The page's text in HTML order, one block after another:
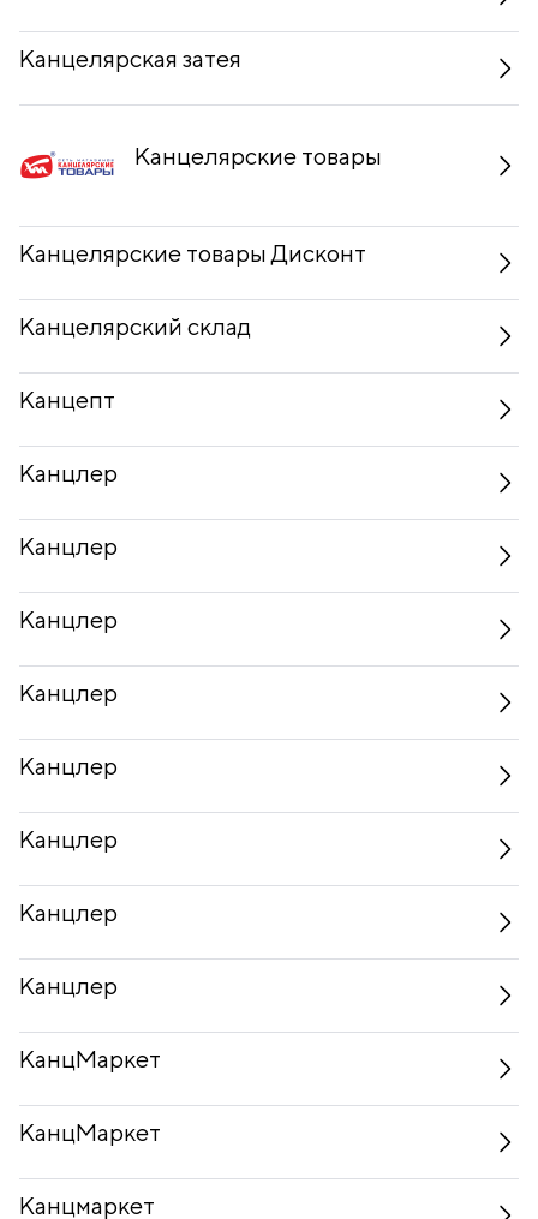
Канцелярская затея
Канцелярские товары
Канцелярские товары Дисконт
Канцелярский склад
Канцепт
Канцлер
Канцлер
Канцлер
Канцлер
Канцлер
Канцлер
Канцлер
Канцлер
КанцМаркет
КанцМаркет
Канцмаркет